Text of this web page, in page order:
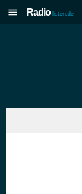
Radio listen.de